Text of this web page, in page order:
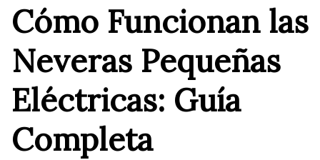
Cómo Funcionan las
Neveras Pequeñas
Eléctricas: Guía
Completa